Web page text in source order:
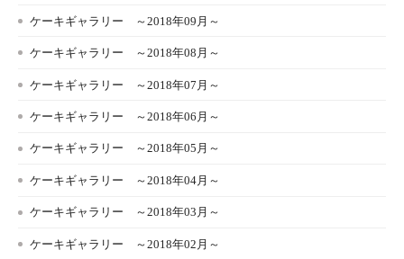
ケーキギャラリー ～2018年09月～
ケーキギャラリー ～2018年08月～
ケーキギャラリー ～2018年07月～
ケーキギャラリー ～2018年06月～
ケーキギャラリー ～2018年05月～
ケーキギャラリー ～2018年04月～
ケーキギャラリー ～2018年03月～
ケーキギャラリー ～2018年02月～